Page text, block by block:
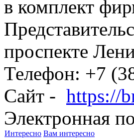
в комплект
проспекте
Телефон: +7
Сайт - https://
Электронная
Интересно Вам интересно